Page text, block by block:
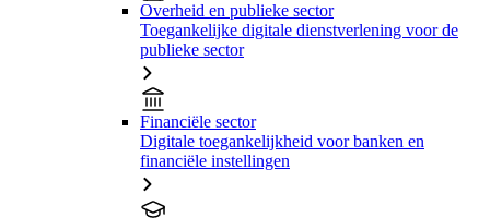
Overheid en publieke sector
Toegankelijke digitale dienstverlening voor de
publieke sector
Financiële sector
Digitale toegankelijkheid voor banken en
financiële instellingen